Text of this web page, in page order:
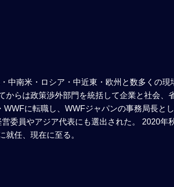
中南米・ロシア・中近東・欧州と数多くの
からは政策渉外部門を統括して企業と社会、
に転職し、WWFジャパンの事務局長と
委員やアジア代表にも選出された。 2020年
就任、現在に至る。